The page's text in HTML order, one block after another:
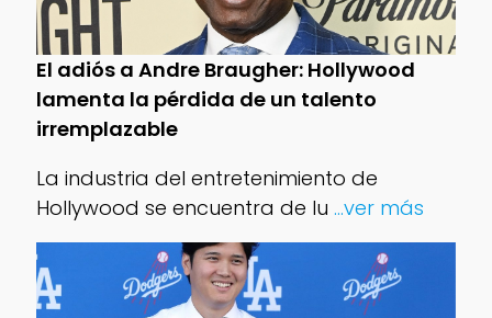
El adiós a Andre Braugher: Hollywood
lamenta la pérdida de un talento
irremplazable
La industria del entretenimiento de
Hollywood se encuentra de lu ...ver más